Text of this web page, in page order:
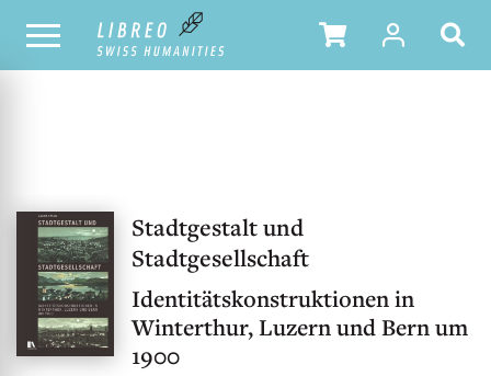
UNSER KATALOG
Stadtgestalt und
Stadtgesellschaft
Identitätskonstruktionen in
Winterthur, Luzern und Bern um
1900